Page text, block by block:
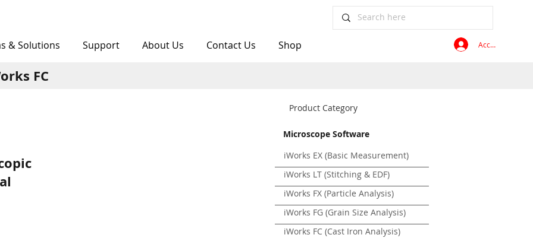
& Solutions Support About Us Shop
Contact Us Accedi
Product Category
Microscope Software
iWorks EX (Basic Measurement)
iWorks LT (Stitching & EDF)
iWorks FX (Particle Analysis)
iWorks FG (Grain Size Analysis)
iWorks FC (Cast Iron Analysis)
FC